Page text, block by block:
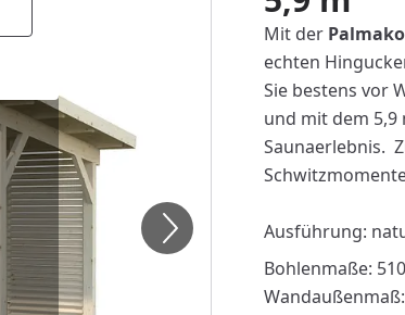
Mit derPalmako
echten
Sie bestens vor
und mit dem 5,9
Saunaerlebnis.
Ausführung:
Bohlenmaße: